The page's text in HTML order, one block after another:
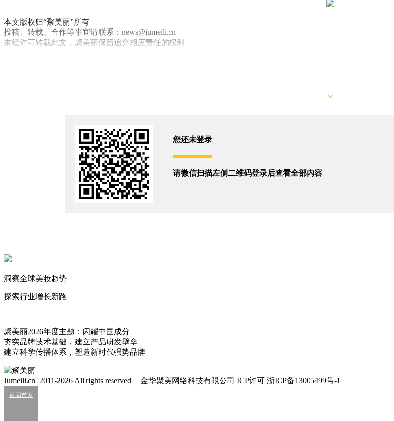
本文版权归“聚美丽”所有
投稿、转载、合作等事宜请联系：news@jumeili.cn
未经许可转载此文，聚美丽保留追究相应责任的权利
打开微信扫码登录
“美妆英伟达”大涨36%！
2026/7/23
“美妆英伟达”进军平价护发赛道
251
细胞级抗衰：功效护肤的下一轮大风口？
2026/07/24
业绩大涨，皮肤科巨头杀入全球美妆十强？
2026/07/24
您还未登录
请微信扫描左侧二维码登录后查看全部内容
洞察全球美妆趋势
探索行业增长新路
聚美丽2026年度主题：闪耀中国成分
夯实品牌技术基础，建立产品研发壁垒
建立科学传播体系，塑造新时代强势品牌
Jumeili.cn 2011-2026 All rights reserved | 金华聚美网络科技有限公司 ICP许可 浙ICP备13005499号-1
返回首页